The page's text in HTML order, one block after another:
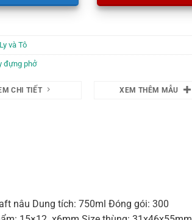
Ly và Tô
đựng phở
CHI TIẾT XEM THÊM MẪU
nâu Dung tích: 750ml Đóng gói: 300